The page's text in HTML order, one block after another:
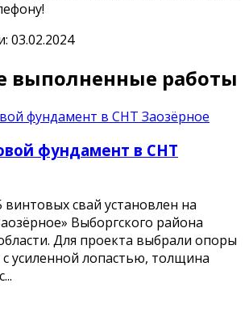
03.02.2024
выполненные работы
фундамент в СНТ
свай установлен на
Выборгского района
Для проекта выбрали опоры
усиленной лопастью, толщина